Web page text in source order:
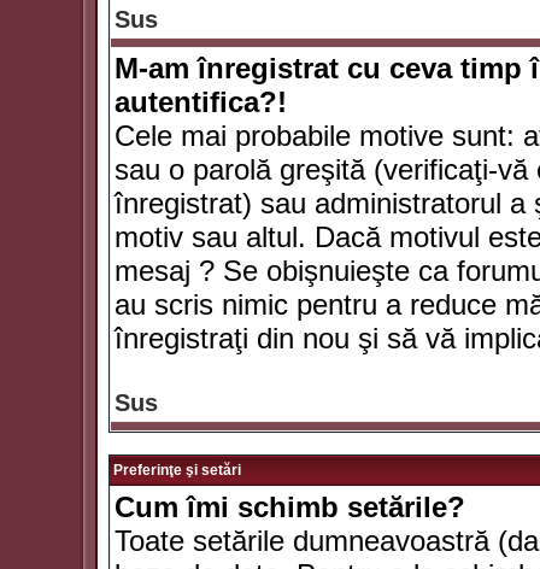
Sus
M-am înregistrat cu ceva timp
autentifica?!
Cele mai probabile motive sunt:
sau o parolă greşită (verificaţi-
înregistrat) sau administratorul
motiv sau altul. Dacă motivul
mesaj ? Se obişnuieşte ca
au scris nimic pentru a reduce
înregistraţi din nou şi să vă
Sus
Preferinţe şi setări
Cum îmi schimb setările?
Toate setările dumneavoastră